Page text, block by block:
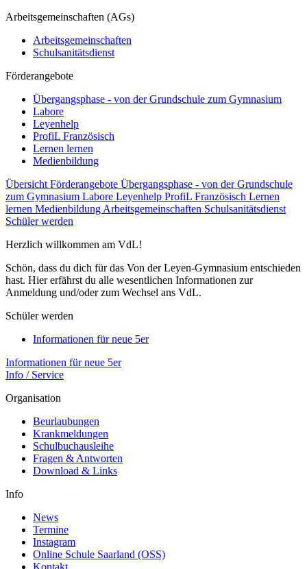
Arbeitsgemeinschaften (AGs)
Arbeitsgemeinschaften
Schulsanitätsdienst
Förderangebote
Übergangsphase - von der Grundschule zum Gymnasium
Labore
Leyenhelp
ProfiL Französisch
Lernen lernen
Medienbildung
Übersicht Förderangebote Übergangsphase - von der Grundschule
zum Gymnasium Labore Leyenhelp ProfiL Französisch Lernen
lernen Medienbildung Arbeitsgemeinschaften Schulsanitätsdienst
Schüler werden
Herzlich willkommen am VdL!
Schön, dass du dich für das Von der Leyen-Gymnasium entschieden
hast. Hier erfährst du alle wesentlichen Informationen zur
Anmeldung und/oder zum Wechsel ans VdL.
Schüler werden
Informationen für neue 5er
Informationen für neue 5er
Info / Service
Organisation
Beurlaubungen
Krankmeldungen
Schulbuchausleihe
Fragen & Antworten
Download & Links
Info
News
Termine
Instagram
Online Schule Saarland (OSS)
Kontakt